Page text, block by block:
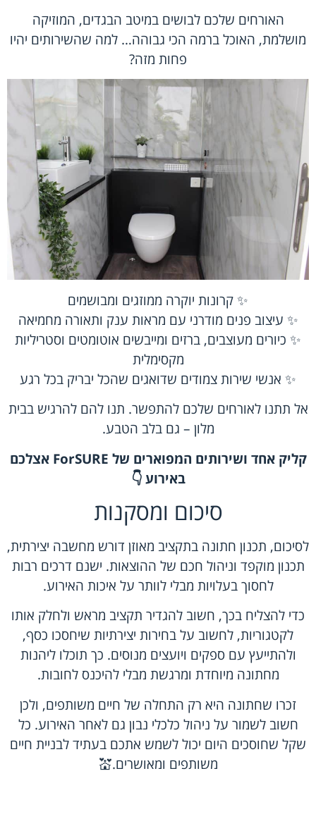
האורחים שלכם לבושים במיטב הבגדים, המוזיקה
מושלמת, האוכל ברמה הכי גבוהה… למה שהשירותים יהיו
פחות מזה?
✨ קרונות יוקרה ממוזגים ומבושמים
✨ עיצוב פנים מודרני עם מראות ענק ותאורה מחמיאה
✨ כיורים מעוצבים, ברזים ומייבשים אוטומטים וסטריליות
מקסימלית
✨ אנשי שירות צמודים שדואגים שהכל יבריק בכל רגע
אל תתנו לאורחים שלכם להתפשר. תנו להם להרגיש בבית
מלון – גם בלב הטבע.
קליק אחד ושירותים המפוארים של ForSURE אצלכם
באירוע 👇
סיכום ומסקנות
לסיכום, תכנון חתונה בתקציב מאוזן דורש מחשבה יצירתית,
תכנון מוקפד וניהול חכם של ההוצאות. ישנם דרכים רבות
לחסוך בעלויות מבלי לוותר על איכות האירוע.
כדי להצליח בכך, חשוב להגדיר תקציב מראש ולחלק אותו
לקטגוריות, לחשוב על בחירות יצירתיות שיחסכו כסף,
ולהתייעץ עם ספקים ויועצים מנוסים. כך תוכלו ליהנות
מחתונה מיוחדת ומרגשת מבלי להיכנס לחובות.
זכרו שחתונה היא רק התחלה של חיים משותפים, ולכן
חשוב לשמור על ניהול כלכלי נבון גם לאחר האירוע. כל
שקל שחוסכים היום יכול לשמש אתכם בעתיד לבניית חיים
משותפים ומאושרים.💒